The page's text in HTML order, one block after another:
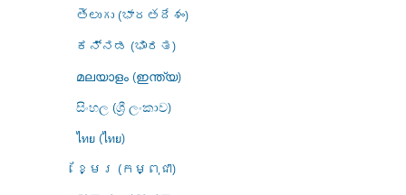
తెలుగు (భారతదేశం)
ಕನ್ನಡ (ಭಾರತ)
മലയാളം (ഇന്ത്യ)
සිංහල (ශ්‍රී ලංකාව)
ไทย (ไทย)
ខ្មែរ (កម្ពុជា)